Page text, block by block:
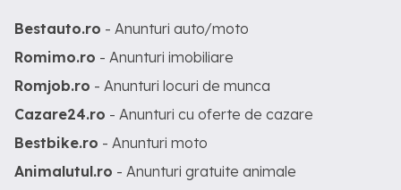
Bestauto.ro - Anunturi auto/moto
Romimo.ro - Anunturi imobiliare
Romjob.ro - Anunturi locuri de munca
Cazare24.ro - Anunturi cu oferte de cazare
Bestbike.ro - Anunturi moto
Animalutul.ro - Anunturi gratuite animale